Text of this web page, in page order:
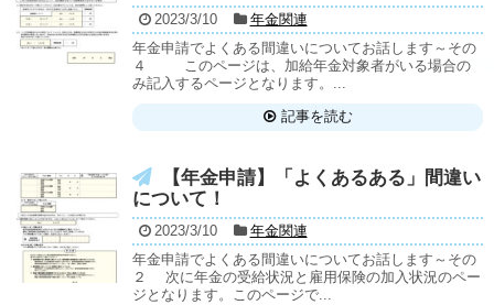
2023/3/10
年金関連
年金申請でよくある間違いについてお話します～その
４ このページは、加給年金対象者がいる場合の
み記入するページとなります。...
記事を読む
【年金申請】「よくあるある」間違い
について！
2023/3/10
年金関連
年金申請でよくある間違いについてお話します～その
２ 次に年金の受給状況と雇用保険の加入状況のペー
ジとなります。このページで...